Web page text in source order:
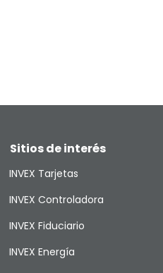
Sitios de interés
INVEX Tarjetas
INVEX Controladora
INVEX Fiduciario
INVEX Energía